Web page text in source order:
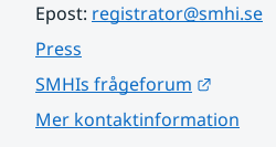
Epost: registrator@smhi.se
Press
SMHIs frågeforum
Mer kontaktinformation